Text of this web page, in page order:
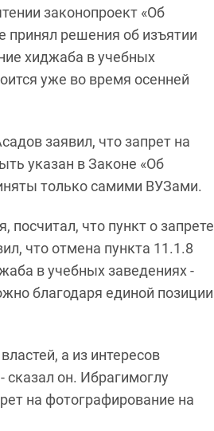
законопроект «Об
принял решения об изъятии
хиджаба в учебных
уже во время осенней
заявил, что запрет на
указан в Законе «Об
только самими ВУЗами.
посчитал, что пункт о запрете
что отмена пункта 11.1.8
в учебных заведениях -
благодаря единой позиции
а из интересов
сказал он. Ибрагимоглу
на фотографирование на